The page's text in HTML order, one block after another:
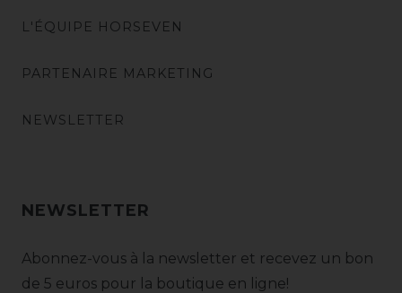
L'ÉQUIPE HORSEVEN
PARTENAIRE MARKETING
NEWSLETTER
NEWSLETTER
Abonnez-vous à la newsletter et recevez un bon
de 5 euros pour la boutique en ligne!